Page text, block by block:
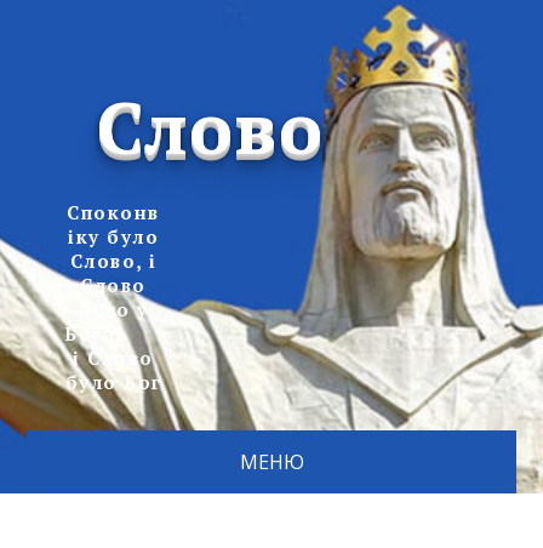
Слово
Споконв
іку було
Слово, і
Слово
було у
Бога,
і Слово
було Бог
МЕНЮ